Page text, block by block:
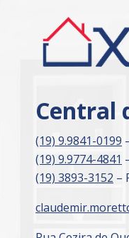
Central
(19) 9.9841-0199
(19) 9.9774-4841
(19) 3893-3152 –